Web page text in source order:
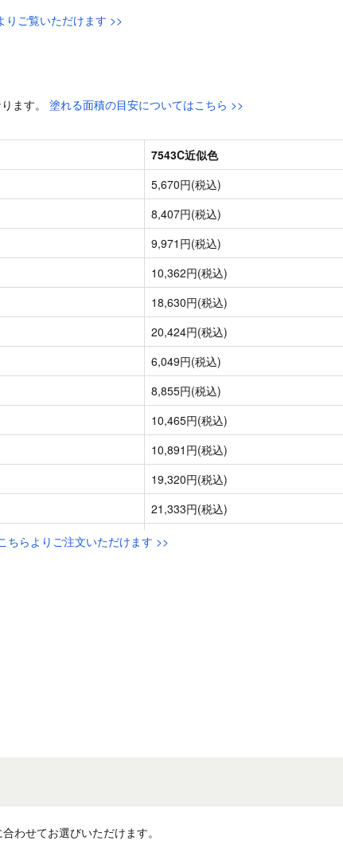
りご覧いただけます >>
ます。 塗れる面積の目安についてはこちら >>
ちらよりご注文いただけます >>
わせてお選びいただけます。